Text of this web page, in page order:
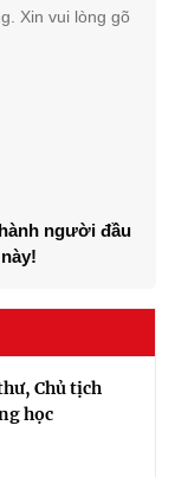
Xin vui lòng gõ
người đầu
Chủ tịch
học